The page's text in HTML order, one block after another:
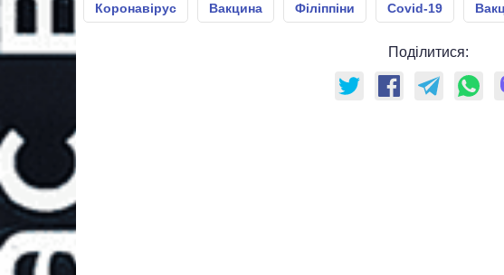
Коронавірус Вакцина Філіппіни Covid-19
Поділитися: